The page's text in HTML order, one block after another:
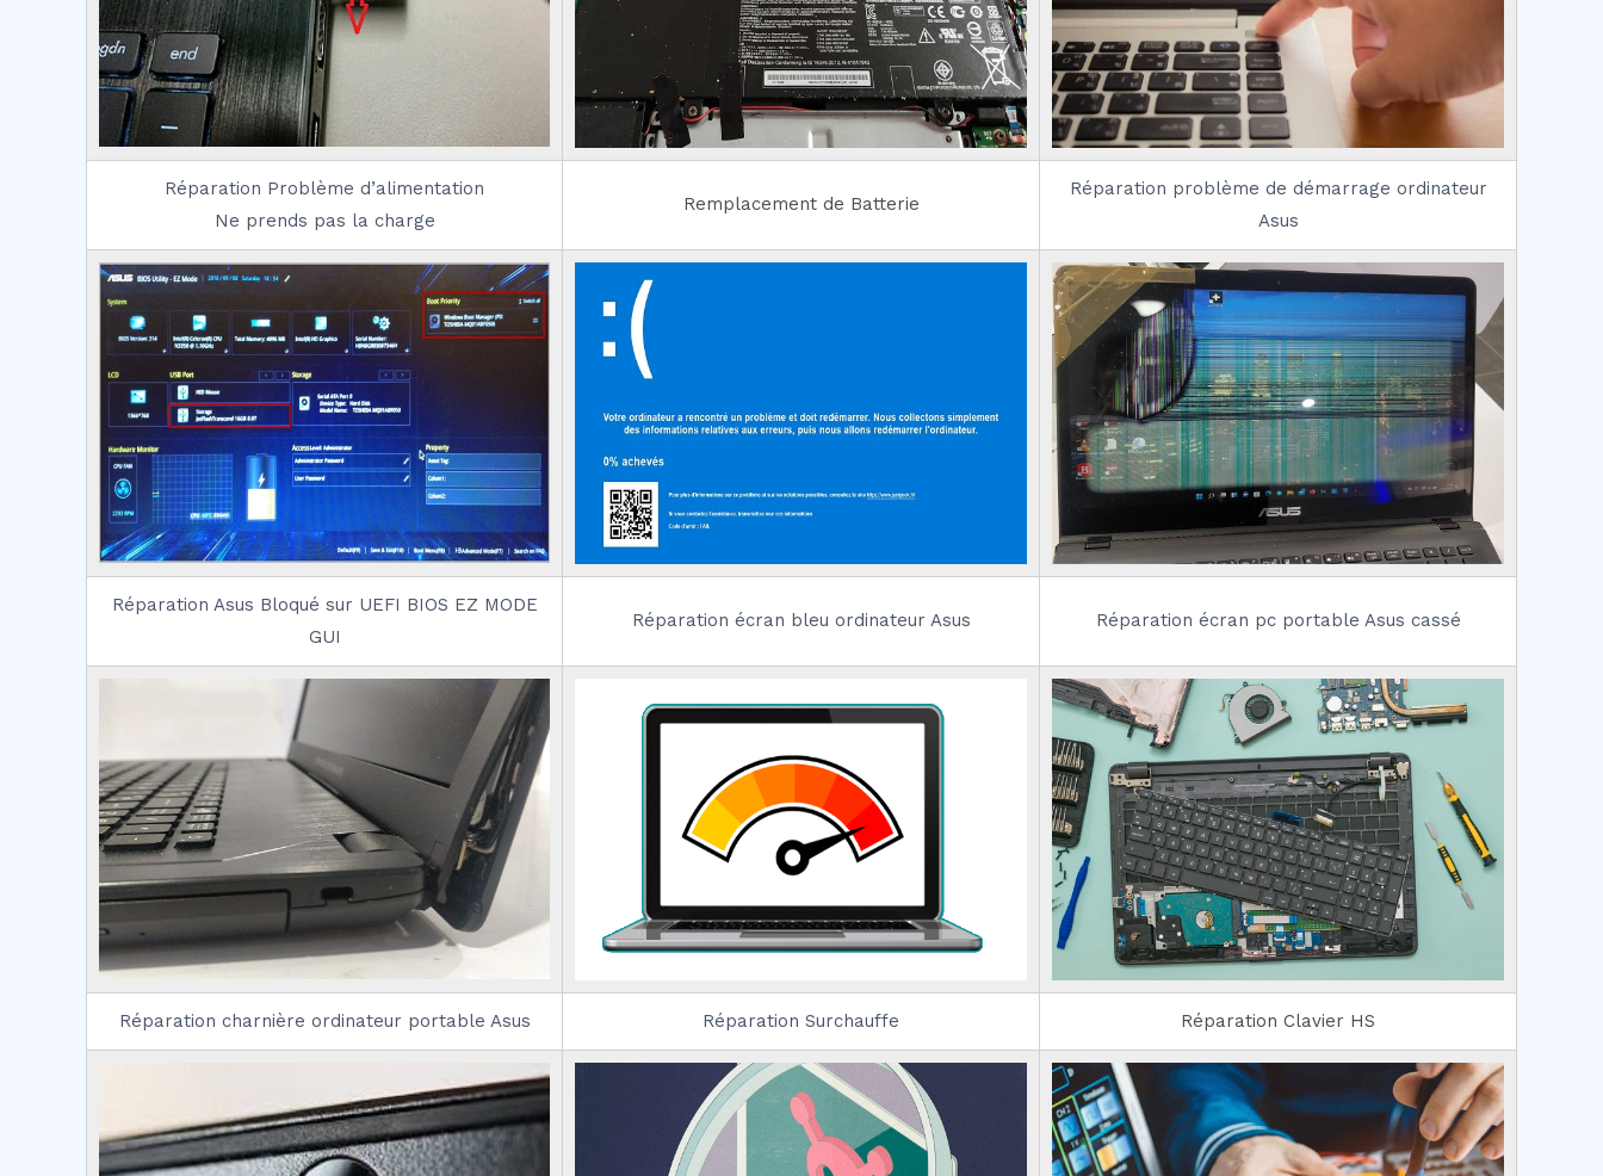
Réparation Problème d’alimentation
Ne prends pas la charge
Remplacement de Batterie
Réparation problème de démarrage ordinateur
Asus
Réparation Asus Bloqué sur UEFI BIOS EZ MODE
GUI
Réparation écran bleu ordinateur Asus Réparation écran pc portable Asus cassé
Réparation charnière ordinateur portable Asus Réparation Surchauffe Réparation Clavier HS